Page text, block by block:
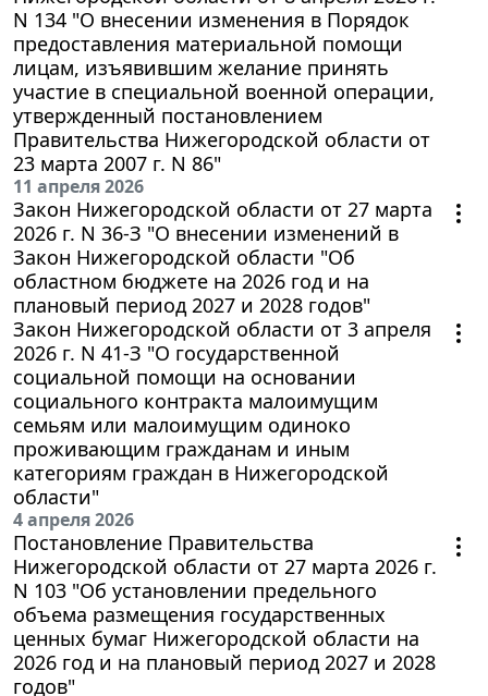
N 134 "О внесении изменения в Порядок
предоставления материальной помощи
лицам, изъявившим желание принять
участие в специальной военной операции,
утвержденный постановлением
Правительства Нижегородской области от
23 марта 2007 г. N 86"
11 апреля 2026
Закон Нижегородской области от 27 марта
2026 г. N 36-З "О внесении изменений в
Закон Нижегородской области "Об
областном бюджете на 2026 год и на
плановый период 2027 и 2028 годов"
Закон Нижегородской области от 3 апреля
2026 г. N 41-З "О государственной
социальной помощи на основании
социального контракта малоимущим
семьям или малоимущим одиноко
проживающим гражданам и иным
категориям граждан в Нижегородской
области"
4 апреля 2026
Постановление Правительства
Нижегородской области от 27 марта 2026 г.
N 103 "Об установлении предельного
объема размещения государственных
ценных бумаг Нижегородской области на
2026 год и на плановый период 2027 и 2028
годов"